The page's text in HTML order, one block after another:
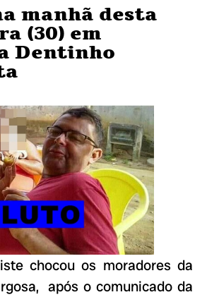
manhã desta
(30) em
Dentinho
chocou os moradores da
após o comunicado da